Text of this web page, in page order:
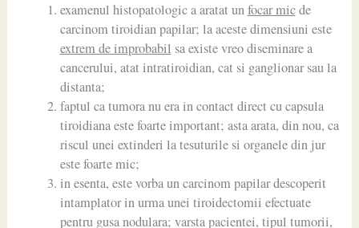
examenul histopatologic a aratat unfocar micde
carcinom tiroidian papilar; la aceste dimensiuni este
extrem de improbabil sa existe vreo diseminare a
cancerului, atat intratiroidian, cat si ganglionar sau la
distanta;
faptul ca tumora nu era in contact direct cu capsula
tiroidiana este foarte important; asta arata, din nou, ca
riscul unei extinderi la tesuturile si organele din jur
este foarte mic;
in esenta, este vorba un carcinom papilar descoperit
intamplator in urma unei tiroidectomii efectuate
pentru gusa nodulara; varsta pacientei, tipul tumorii,